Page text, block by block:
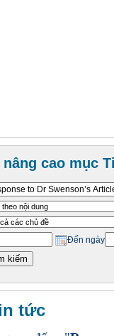
cao mục
Đến ngày
tức